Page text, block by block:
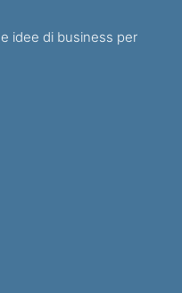
idee di business per